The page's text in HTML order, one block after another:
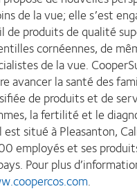
de la vue; elle s’est
de produits de qualité
cornéennes, de
de la vue.
avancer la santé des
de produits et de
la fertilité et le
est situé à Pleasanton,
employés et ses
Pour plus
.